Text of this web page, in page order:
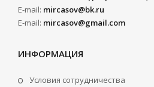
E-mail: mircasov@bk.ru
E-mail: mircasov@gmail.com
ИНФОРМАЦИЯ
Условия сотрудничества